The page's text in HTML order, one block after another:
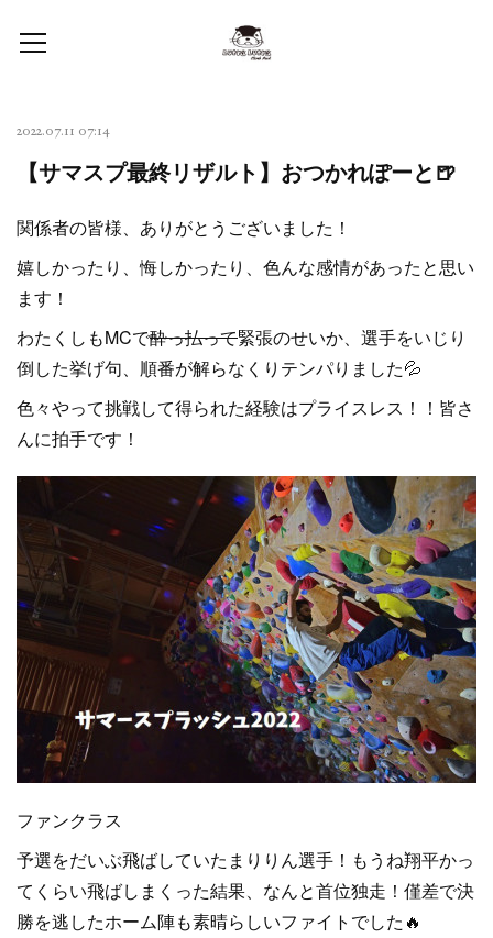
2022.07.11 07:14
【サマスプ最終リザルト】おつかれぽーと🍺
関係者の皆様、ありがとうございました！
嬉しかったり、悔しかったり、色んな感情があったと思い
ます！
わたくしもMCで酔っ払って緊張のせいか、選手をいじり
倒した挙げ句、順番が解らなくりテンパりました💦
色々やって挑戦して得られた経験はプライスレス！！皆さ
んに拍手です！
ファンクラス
予選をだいぶ飛ばしていたまりりん選手！もうね翔平かっ
てくらい飛ばしまくった結果、なんと首位独走！僅差で決
勝を逃したホーム陣も素晴らしいファイトでした🔥